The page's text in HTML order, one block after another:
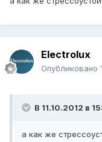
Electrolux
Опубликовано
В 11.10.2012 в
а как же